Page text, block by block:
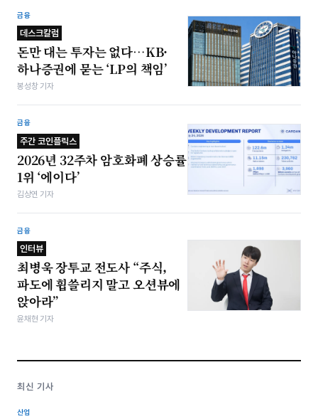
금융
데스크칼럼
돈만 대는 투자는 없다…KB·
하나증권에 묻는 ‘LP의 책임’
봉성창 기자
금융
주간 코인플릭스
2026년 32주차 암호화폐 상승률
1위 ‘에이다’
김상연 기자
금융
인터뷰
최병욱 장투교 전도사 “주식,
파도에 휩쓸리지 말고 오션뷰에
앉아라”
윤채현 기자
최신 기사
산업